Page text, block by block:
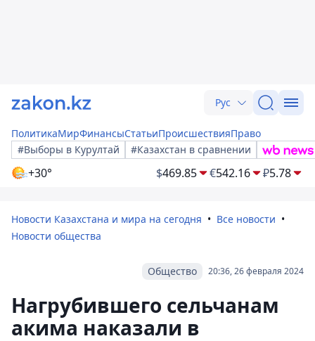
Рус
ПолитикаМирФинансыСтатьиПроисшествияПраво
#Выборы в Курултай
#Казахстан в сравнении
+30° $469.85 €542.16 ₽5.78
Новости Казахстана и мира на сегодня
Все новости
Новости общества
20:36, 26 февраля 2024
Общество
Нагрубившего сельчанам
акима наказали в